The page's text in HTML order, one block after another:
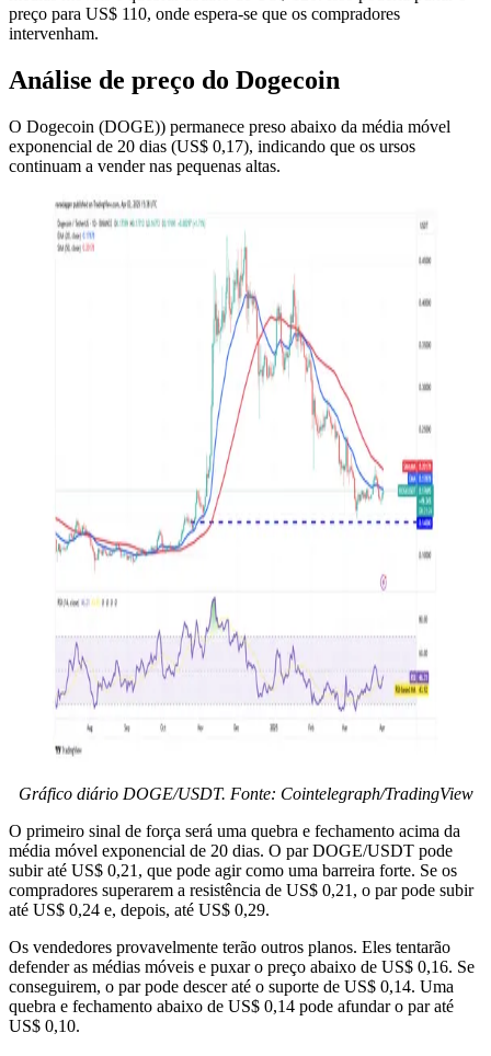
preço para US$ 110, onde espera-se que os compradores
intervenham.
Análise de preço do Dogecoin
O Dogecoin (DOGE)) permanece preso abaixo da média móvel
exponencial de 20 dias (US$ 0,17), indicando que os ursos
continuam a vender nas pequenas altas.
Gráfico diário DOGE/USDT. Fonte: Cointelegraph/TradingView
O primeiro sinal de força será uma quebra e fechamento acima da
média móvel exponencial de 20 dias. O par DOGE/USDT pode
subir até US$ 0,21, que pode agir como uma barreira forte. Se os
compradores superarem a resistência de US$ 0,21, o par pode subir
até US$ 0,24 e, depois, até US$ 0,29.
Os vendedores provavelmente terão outros planos. Eles tentarão
defender as médias móveis e puxar o preço abaixo de US$ 0,16. Se
conseguirem, o par pode descer até o suporte de US$ 0,14. Uma
quebra e fechamento abaixo de US$ 0,14 pode afundar o par até
US$ 0,10.